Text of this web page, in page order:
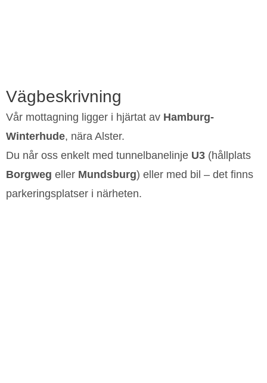
Vägbeskrivning
Vår mottagning ligger i hjärtat av Hamburg-
Winterhude, nära Alster.
Du når oss enkelt med tunnelbanelinje U3 (hållplats
Borgweg eller Mundsburg) eller med bil – det finns
parkeringsplatser i närheten.